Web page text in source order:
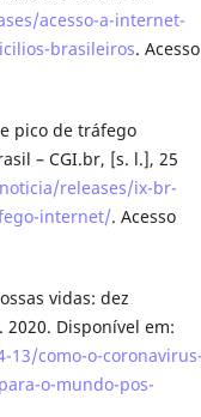
acesso-a-internet-
brasileiros. Acesso
pico de tráfego
– CGI.br, [s. l.], 25
releases/ix-br-
internet/. Acesso
vidas: dez
Disponível em:
13/como-o-
o-mundo-pos-